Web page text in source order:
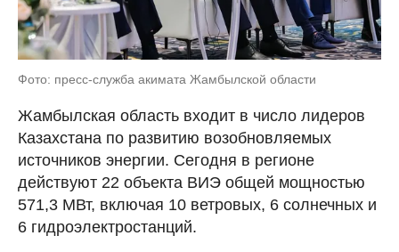
Фото: пресс-служба акимата Жамбылской области
Жамбылская область входит в число лидеров
Казахстана по развитию возобновляемых
источников энергии. Сегодня в регионе
действуют 22 объекта ВИЭ общей мощностью
571,3 МВт, включая 10 ветровых, 6 солнечных и
6 гидроэлектростанций.